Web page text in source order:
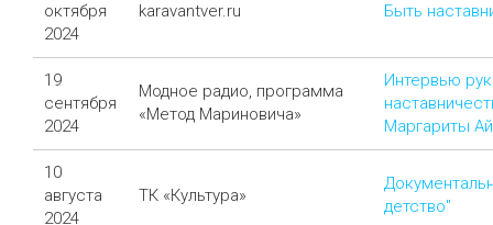
октября
2024
karavantver.ru Быть
19
сентября
2024
Модное радио, программа
«Метод Мариновича»
Интервью
Маргариты
10
августа
2024
ТК «Культура»
детство"